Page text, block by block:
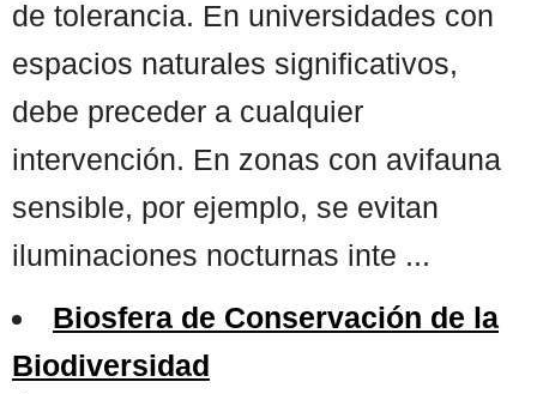
de tolerancia. En universidades con
espacios naturales significativos,
debe preceder a cualquier
intervención. En zonas con avifauna
sensible, por ejemplo, se evitan
iluminaciones nocturnas inte ...
Biosfera de Conservación de la
Biodiversidad